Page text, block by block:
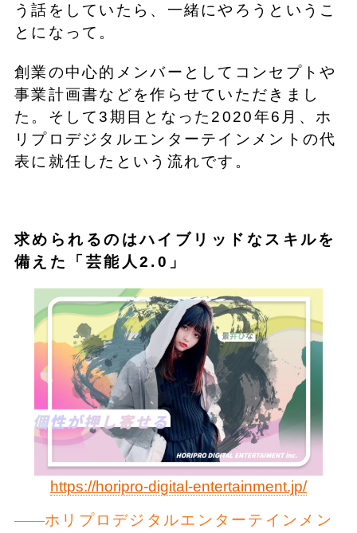
う話をしていたら、一緒にやろうというこ
とになって。
創業の中心的メンバーとしてコンセプトや
事業計画書などを作らせていただきまし
た。そして3期目となった2020年6月、ホ
リプロデジタルエンターテインメントの代
表に就任したという流れです。
求められるのはハイブリッドなスキルを
備えた「芸能人2.0」
https://horipro-digital-entertainment.jp/
ホリプロデジタルエンターテインメン